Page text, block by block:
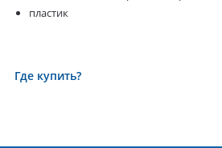
пластик
Где купить?